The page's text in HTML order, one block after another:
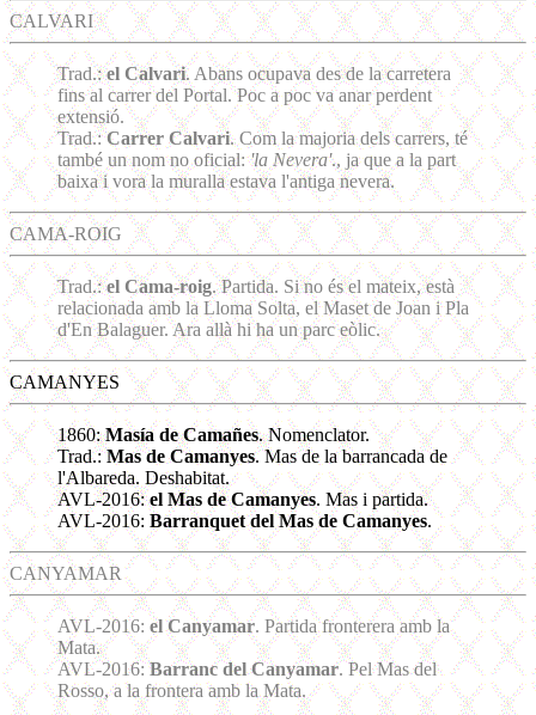
CALVARI
Trad.:el Calvari. Abans ocupava des de la carretera
fins al carrer del Portal. Poc a poc va anar perdent
extensió.
Trad.:Carrer Calvari. Com la majoria dels carrers, té
també un nom no oficial:'la Nevera'., ja que a la part
baixa i vora la muralla estava l'antiga nevera.
CAMA-ROIG
Trad.:el Cama-roig. Partida. Si no és el mateix, està
relacionada amb la Lloma Solta, el Maset de Joan i Pla
d'En Balaguer. Ara allà hi ha un parc eòlic.
CAMANYES
1860:Masía de Camañes. Nomenclator.
Trad.:Mas de Camanyes. Mas de la barrancada de
l'Albareda. Deshabitat.
AVL-2016:el Mas de Camanyes. Mas i partida.
AVL-2016: Barranquet del Mas de Camanyes.
CANYAMAR
AVL-2016: el Canyamar. Partida fronterera amb la
Mata.
AVL-2016:Barranc del Canyamar. Pel Mas del
Rosso, a la frontera amb la Mata.